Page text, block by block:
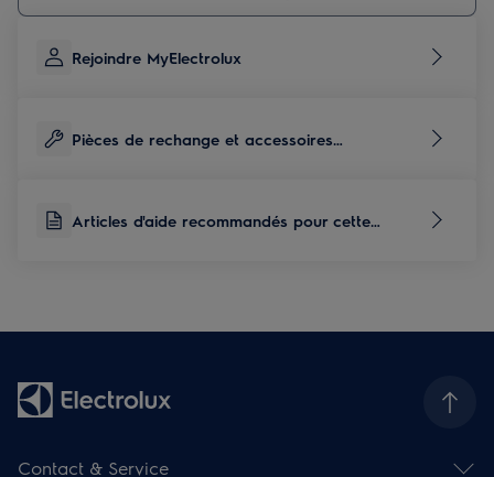
Rejoindre MyElectrolux
Pièces de rechange et accessoires
Articles d'aide recommandés pour cette
Contact & Service